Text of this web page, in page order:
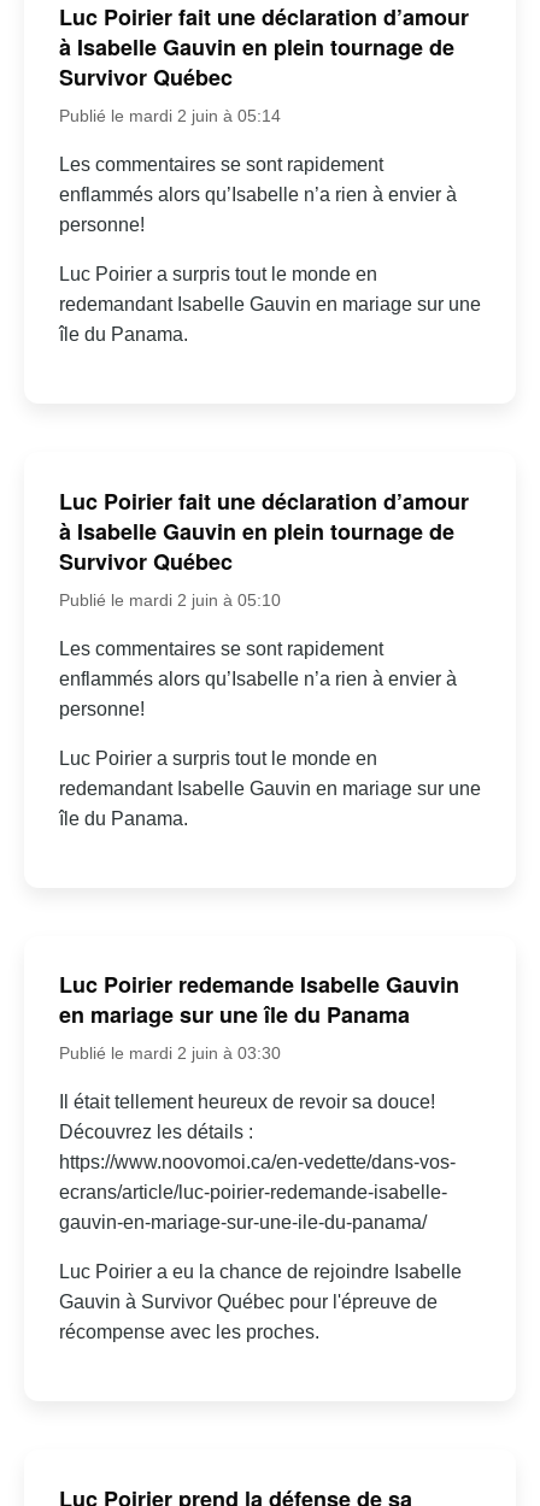
Luc Poirier fait une déclaration d’amour
à Isabelle Gauvin en plein tournage de
Survivor Québec
Publié le mardi 2 juin à 05:14
Les commentaires se sont rapidement
enflammés alors qu’Isabelle n’a rien à envier à
personne!
Luc Poirier a surpris tout le monde en
redemandant Isabelle Gauvin en mariage sur une
île du Panama.
Luc Poirier fait une déclaration d’amour
à Isabelle Gauvin en plein tournage de
Survivor Québec
Publié le mardi 2 juin à 05:10
Les commentaires se sont rapidement
enflammés alors qu’Isabelle n’a rien à envier à
personne!
Luc Poirier a surpris tout le monde en
redemandant Isabelle Gauvin en mariage sur une
île du Panama.
Luc Poirier redemande Isabelle Gauvin
en mariage sur une île du Panama
Publié le mardi 2 juin à 03:30
Il était tellement heureux de revoir sa douce!
Découvrez les détails :
https://www.noovomoi.ca/en-vedette/dans-vos-
ecrans/article/luc-poirier-redemande-isabelle-
gauvin-en-mariage-sur-une-ile-du-panama/
Luc Poirier a eu la chance de rejoindre Isabelle
Gauvin à Survivor Québec pour l'épreuve de
récompense avec les proches.
Luc Poirier prend la défense de sa